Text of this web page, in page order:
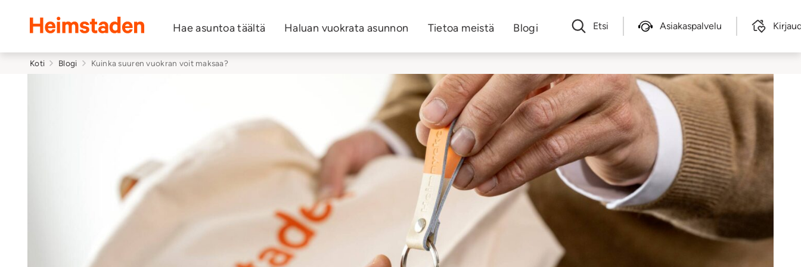
HeimstadenHae asuntoa täältä Haluan vuokrata asunnon Tietoa meistä Blogi Etsi Asiakaspalvelu
Koti Blogi Kuinka suuren vuokran voit maksaa?